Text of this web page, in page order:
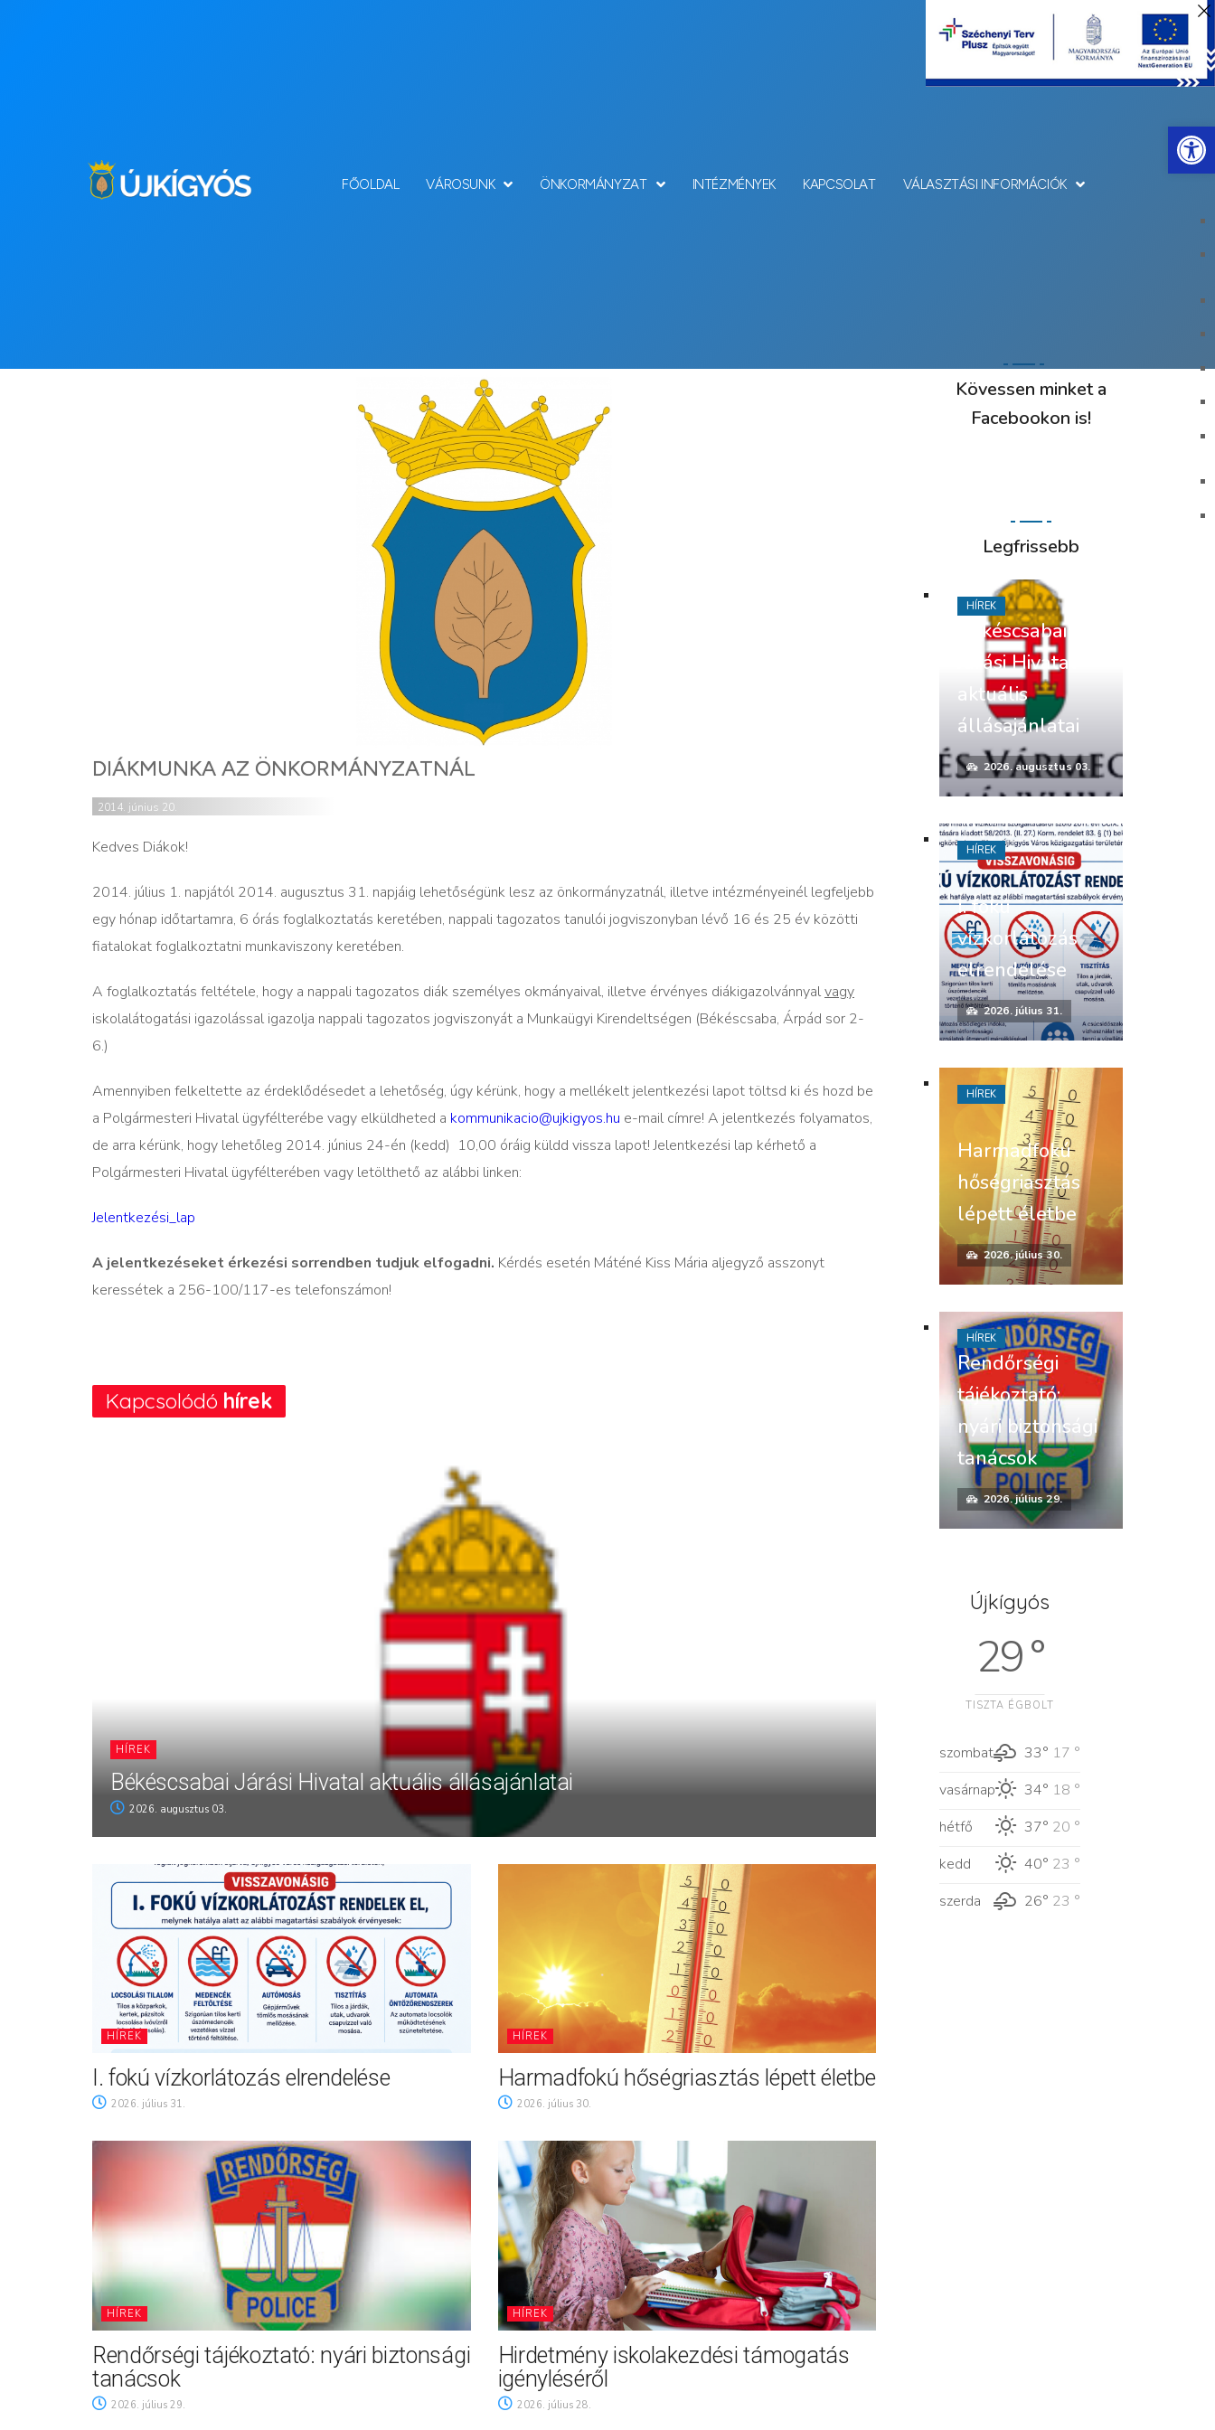
FŐOLDAL VÁROSUNK ÖNKORMÁNYZAT INTÉZMÉNYEK KAPCSOLAT VÁLASZTÁSI INFORMÁCIÓK
DIÁKMUNKA AZ ÖNKORMÁNYZATNÁL
2014. június 20.
Kedves Diákok!
2014. július 1. napjától 2014. augusztus 31. napjáig lehetőségünk lesz az önkormányzatnál, illetve intézményeinél legfeljebb
egy hónap időtartamra, 6 órás foglalkoztatás keretében, nappali tagozatos tanulói jogviszonyban lévő 16 és 25 év közötti
fiatalokat foglalkoztatni munkaviszony keretében.
A foglalkoztatás feltétele, hogy a nappali tagozatos diák személyes okmányaival, illetve érvényes diákigazolvánnyalvagy
iskolalátogatási igazolással igazolja nappali tagozatos jogviszonyát a Munkaügyi Kirendeltségen (Békéscsaba, Árpád sor 2-
6.)
Amennyiben felkeltette az érdeklődésedet a lehetőség, úgy kérünk, hogy a mellékelt jelentkezési lapot töltsd ki és hozd be
a Polgármesteri Hivatal ügyfélterébe vagy elküldheted a kommunikacio@ujkigyos.hu e-mail címre! A jelentkezés folyamatos,
de arra kérünk, hogy lehetőleg 2014. június 24-én (kedd) 10,00 óráig küldd vissza lapot! Jelentkezési lap kérhető a
Polgármesteri Hivatal ügyfélterében vagy letölthető az alábbi linken:
Jelentkezési_lap
A jelentkezéseket érkezési sorrendben tudjuk elfogadni. Kérdés esetén Máténé Kiss Mária aljegyző asszonyt
keressétek a 256-100/117-es telefonszámon!
Kapcsolódó hírek
HÍREK
Békéscsabai Járási Hivatal aktuális állásajánlatai
2026. augusztus 03.
HÍREK
I. fokú vízkorlátozás elrendelése
2026. július 31.
HÍREK
Harmadfokú hőségriasztás lépett életbe
2026. július 30.
HÍREK
Rendőrségi tájékoztató: nyári biztonsági
tanácsok
2026. július 29.
HÍREK
Hirdetmény iskolakezdési támogatás
igényléséről
2026. július 28.
Kövessen minket a
Facebookon is!
Legfrissebb
Békéscsabai
Járási Hivatal
aktuális
állásajánlatai
2026. augusztus 03.
HÍREK
I. fokú
vízkorlátozás
elrendelése
2026. július 31.
HÍREK
Harmadfokú
hőségriasztás
lépett életbe
2026. július 30.
HÍREK
Rendőrségi
tájékoztató:
nyári biztonsági
tanácsok
2026. július 29.
HÍREK
Újkígyós
29 °
TISZTA ÉGBOLT
szombat 33° 17 °
vasárnap
34° 18 °
hétfő
37° 20 °
kedd
40° 23 °
szerda
26° 23 °